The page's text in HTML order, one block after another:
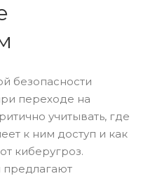
безопасности
переходе на
учитывать, где
к ним доступ и как
киберугроз.